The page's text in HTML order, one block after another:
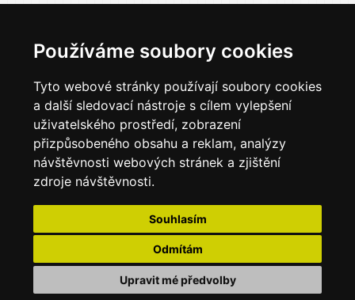
Používáme soubory cookies
Tyto webové stránky používají soubory cookies
a další sledovací nástroje s cílem vylepšení
uživatelského prostředí, zobrazení
přizpůsobeného obsahu a reklam, analýzy
návštěvnosti webových stránek a zjištění
zdroje návštěvnosti.
Souhlasím
Odmítám
Upravit mé předvolby